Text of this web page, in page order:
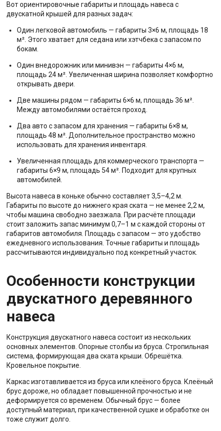
Вот ориентировочные габариты и площадь навеса с
двускатной крышей для разных задач:
Один легковой автомобиль — габариты 3×6 м, площадь 18
м². Этого хватает для седана или хэтчбека с запасом по
бокам.
Один внедорожник или минивэн — габариты 4×6 м,
площадь 24 м². Увеличенная ширина позволяет комфортно
открывать двери.
Две машины рядом — габариты 6×6 м, площадь 36 м².
Между автомобилями остаётся проход.
Два авто с запасом для хранения — габариты 6×8 м,
площадь 48 м². Дополнительное пространство можно
использовать для хранения инвентаря.
Увеличенная площадь для коммерческого транспорта —
габариты 6×9 м, площадь 54 м². Подходит для крупных
автомобилей.
Высота навеса в коньке обычно составляет 3,5–4,2 м.
Габариты по высоте до нижнего края ската — не менее 2,2 м,
чтобы машина свободно заезжала. При расчёте площади
стоит заложить запас минимум 0,7–1 м с каждой стороны от
габаритов автомобиля. Площадь с запасом — это удобство
ежедневного использования. Точные габариты и площадь
рассчитываются индивидуально под конкретный участок.
Особенности конструкции
двускатного деревянного
навеса
Конструкция двускатного навеса состоит из нескольких
основных элементов. Опорные столбы из бруса. Стропильная
система, формирующая два ската крыши. Обрешётка.
Кровельное покрытие.
Каркас изготавливается из бруса или клеёного бруса. Клеёный
брус дороже, но обладает повышенной прочностью и не
деформируется со временем. Обычный брус — более
доступный материал, при качественной сушке и обработке он
тоже служит долго.